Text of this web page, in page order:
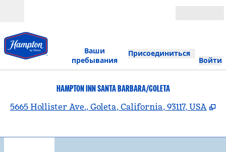
Ваши
пребывания
Присоединиться
Войти
HAMPTON INN SANTA BARBARA/GOLETA
5665 Hollister Ave., Goleta, California, 93117, USA ,